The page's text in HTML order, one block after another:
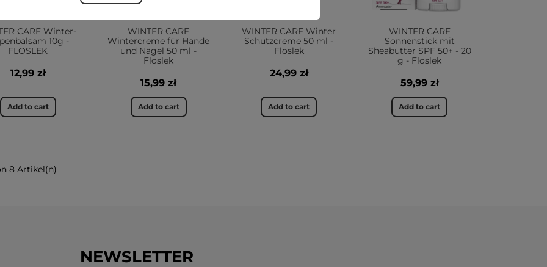
CARE Winter-
10g -
FLOSLEK
12,99 zł
Add to cart
WINTER CARE
Wintercreme für Hände
und Nägel 50 ml -
Floslek
15,99 zł
Add to cart
WINTER CARE Winter
Schutzcreme 50 ml -
Floslek
24,99 zł
Add to cart
WINTER CARE
Sonnenstick mit
Sheabutter SPF 50+ - 20
g - Floslek
59,99 zł
Add to cart
8 Artikel(n)
NEWSLETTER